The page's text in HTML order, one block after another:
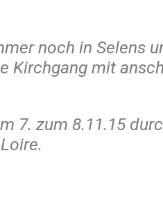
noch in Selens
Kirchgang mit
7. zum 8.11.15